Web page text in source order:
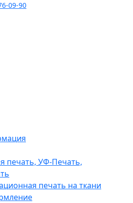
09-90
печать, УФ-Печать,
печать на ткани